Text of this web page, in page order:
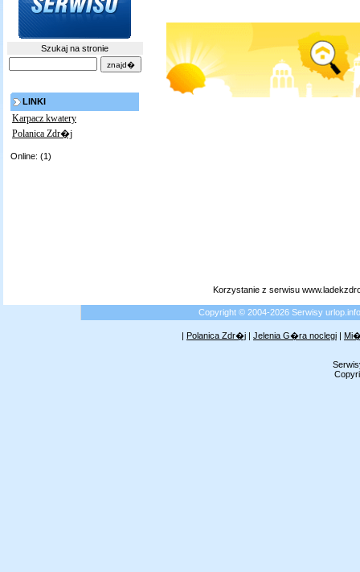
Szukaj na stronie
LINKI
Karpacz kwatery
Polanica Zdr�j
Online: (1)
Korzystanie z serwisu
Copyright © 2004-2026 Serwisy
| Polanica Zdr�j | Jelenia G�ra noclegi |